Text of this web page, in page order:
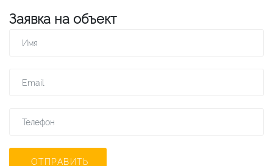
Заявка на объект
ОТПРАВИТЬ